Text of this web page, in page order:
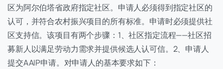
区为阿尔伯塔省政府指定社区。申请人必须得到指定社区的
认可，并符合农村振兴项目的所有标准。申请时必须提供社
区支持信。该项目有两个步骤：1、社区指定流程——社区招
募新人以满足劳动力需求并提供候选人认可信。2、申请人
提交AAIP申请。对申请人的基本要求如下：